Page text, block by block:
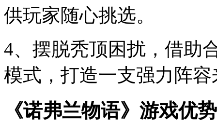
供玩家随心挑选。
4、摆脱秃顶困扰，借助
模式，打造一支强力阵
《诺弗兰物语》游戏优